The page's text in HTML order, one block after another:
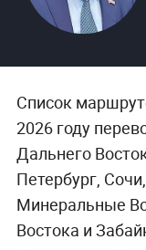
Список
2026 году
Дальнего
Петербург,
Минеральные
Востока и